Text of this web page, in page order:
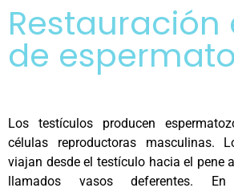
Restauración
de
Los testículos producen
células reproductoras masculinas.
viajan desde el testículo hacia el pene
llamados vasos deferentes.